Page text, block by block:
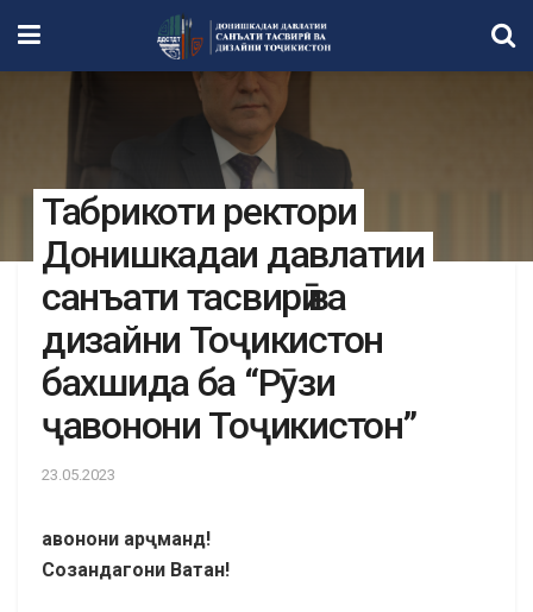
Табрикоти ректори
Донишкадаи давлатии
санъати тасвирӣ ва
дизайни Тоҷикистон
бахшида ба “Рӯзи
ҷавонони Тоҷикистон”
23.05.2023
авонони арҷманд!
Созандагони Ватан!